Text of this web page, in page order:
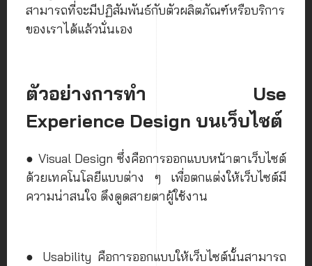
สามารถที่จะมีปฏิสัมพันธ์กับตัวผลิตภัณฑ์หรือบริการ
ของเราได้แล้วนั่นเอง
ตัวอย่างการทำ Use
Experience Design บนเว็บไซต์
● Visual Design ซึ่งคือการออกแบบหน้าตาเว็บไซต์
ด้วยเทคโนโลยีแบบต่าง ๆ เพื่อตกแต่งให้เว็บไซต์มี
ความน่าสนใจ ดึงดูดสายตาผู้ใช้งาน
● Usability คือการออกแบบให้เว็บไซต์นั้นสามารถ